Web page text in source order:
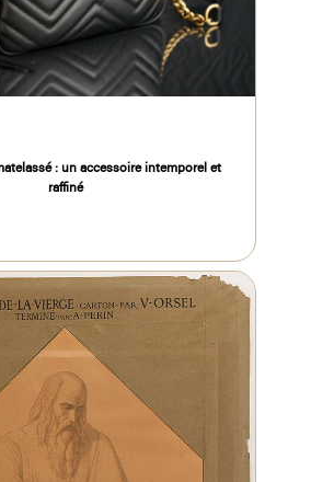
: un accessoire intemporel et
raffiné